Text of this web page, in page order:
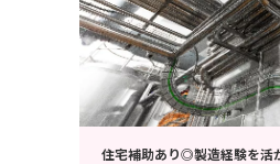
住宅補助あり◎製造経験を活